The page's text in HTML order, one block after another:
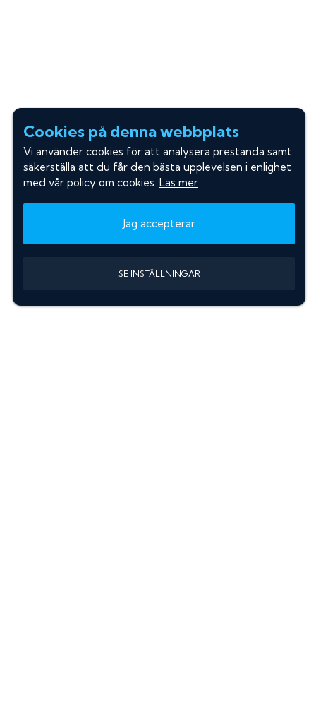
Cookies på denna webbplats
Vi använder cookies för att analysera prestanda samt
säkerställa att du får den bästa upplevelsen i enlighet
med vår policy om cookies. Läs mer
Jag accepterar
SE INSTÄLLNINGAR